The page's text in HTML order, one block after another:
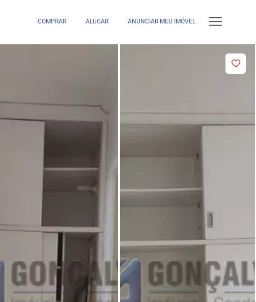
COMPRAR ALUGAR ANUNCIAR MEU IMÓVEL